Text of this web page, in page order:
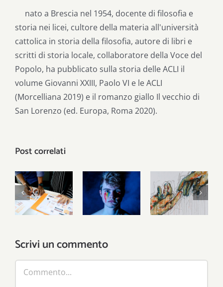
nato a Brescia nel 1954, docente di filosofia e
storia nei licei, cultore della materia all'università
cattolica in storia della filosofia, autore di libri e
scritti di storia locale, collaboratore della Voce del
Popolo, ha pubblicato sulla storia delle ACLI il
volume Giovanni XXIII, Paolo VI e le ACLI
(Morcelliana 2019) e il romanzo giallo Il vecchio di
San Lorenzo (ed. Europa, Roma 2020).
Post correlati
La riforma
del terzo
settore
Dove è la
società
civile?
Come sta
cambiando
il welfare
Scrivi un commento